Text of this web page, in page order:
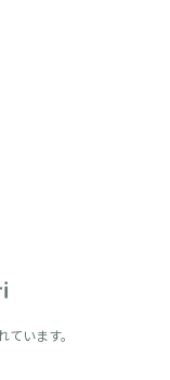
ています。